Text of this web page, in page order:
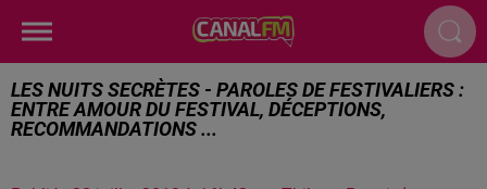
LES NUITS SECRÈTES - PAROLES DE FESTIVALIERS :
ENTRE AMOUR DU FESTIVAL, DÉCEPTIONS,
RECOMMANDATIONS ...